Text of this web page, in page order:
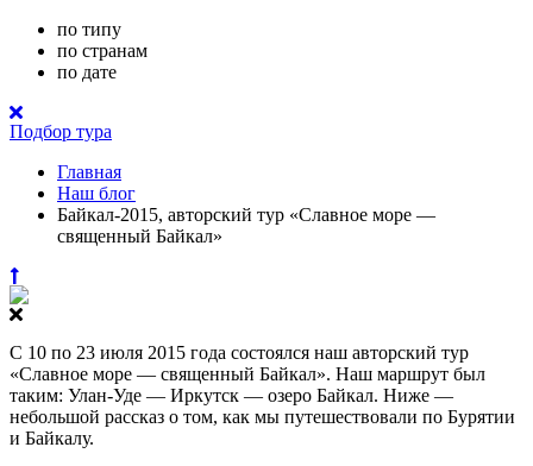
по типу
по странам
по дате
Подбор тура
Главная
Наш блог
Байкал-2015, авторский тур «Славное море —
священный Байкал»
С 10 по 23 июля 2015 года состоялся наш авторский тур
«Славное море — священный Байкал». Наш маршрут был
таким: Улан-Уде — Иркутск — озеро Байкал. Ниже —
небольшой рассказ о том, как мы путешествовали по Бурятии
и Байкалу.